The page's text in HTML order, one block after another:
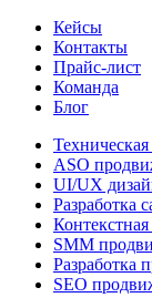
Кейсы
Контакты
Прайс-лист
Команда
Блог
ASO
UI/UX
Разработка
SMM
Разработка
SEO